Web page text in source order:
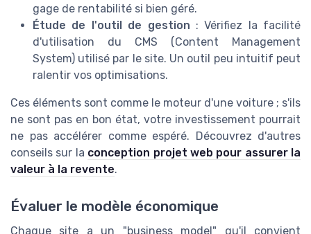
gage de rentabilité si bien géré.
Étude de l'outil de gestion : Vérifiez la facilité
d'utilisation du CMS (Content Management
System) utilisé par le site. Un outil peu intuitif peut
ralentir vos optimisations.
Ces éléments sont comme le moteur d'une voiture ; s'ils
ne sont pas en bon état, votre investissement pourrait
ne pas accélérer comme espéré. Découvrez d'autres
conseils sur la conception projet web pour assurer la
valeur à la revente.
Évaluer le modèle économique
Chaque site a un "business model" qu'il convient